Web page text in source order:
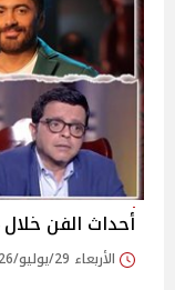
أحداث الفن خلال 24 ساعة
الأربعاء 29/يوليو/2026 - 12:07 ص